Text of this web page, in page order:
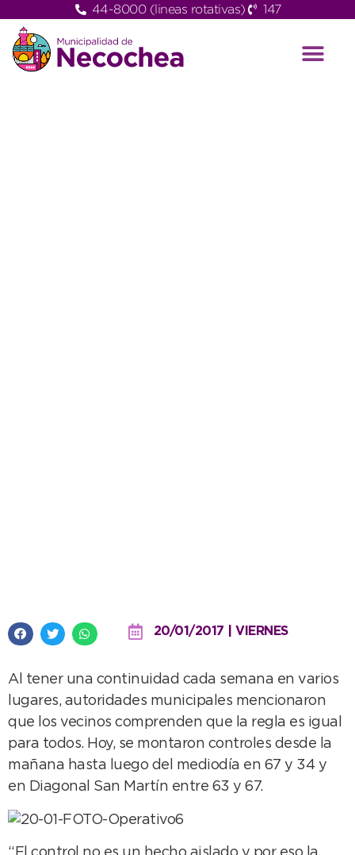
44-8000 (lineas rotativas) 147
20/01/2017 | VIERNES
Al tener una continuidad cada semana en varios
lugares, autoridades municipales mencionaron
que los vecinos comprenden que la regla es igual
para todos. Hoy, se montaron controles desde la
mañana hasta luego del mediodía en 67 y 34 y
en Diagonal San Martín entre 63 y 67.